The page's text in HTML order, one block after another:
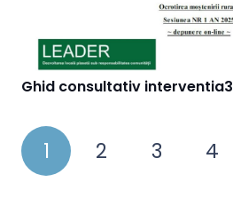
Ghid consultativ interventia3
1 2 3 4